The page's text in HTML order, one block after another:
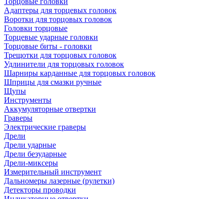
Адаптеры для торцевых головок
Воротки для торцовых головок
Головки торцовые
Торцевые ударные головки
Торцовые биты - головки
Трещотки для торцовых головок
Удлинители для торцовых головок
Шарниры карданные для торцовых головок
Шприцы для смазки ручные
Щупы
Инструменты
Аккумуляторные отвертки
Граверы
Электрические граверы
Дрели
Дрели ударные
Дрели безударные
Дрели-миксеры
Измерительный инструмент
Дальномеры лазерные (рулетки)
Детекторы проводки